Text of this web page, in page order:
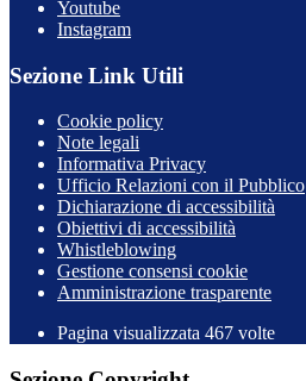
Youtube
Instagram
Sezione Link Utili
Cookie policy
Note legali
Informativa Privacy
Ufficio Relazioni con il Pubblico
Dichiarazione di accessibilità
Obiettivi di accessibilità
Whistleblowing
Gestione consensi cookie
Amministrazione trasparente
Pagina visualizzata 467 volte